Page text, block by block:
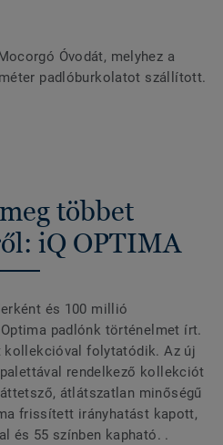
Óvodát, melyhez a
padlóburkolatot szállított.
többet
iQ OPTIMA
és 100 millió
padlónk történelmet írt.
kollekcióval folytatódik. Az új
rendelkező kollekciót
átlátszatlan minőségű
frissített irányhatást kapott,
és 55 színben kapható. .